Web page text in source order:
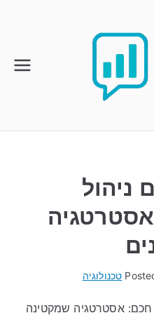
ניהול
טכנולוגיה
חכם: אסטרטגיה שמקטינה